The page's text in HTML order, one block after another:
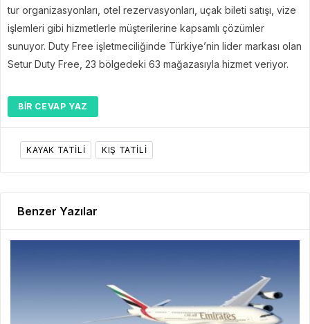
tur organizasyonları, otel rezervasyonları, uçak bileti satışı, vize
işlemleri gibi hizmetlerle müşterilerine kapsamlı çözümler
sunuyor. Duty Free işletmeciliğinde Türkiye’nin lider markası olan
Setur Duty Free, 23 bölgedeki 63 mağazasıyla hizmet veriyor.
BIR CEVAP YAZ
KAYAK TATILI KIŞ TATILI
Benzer Yazılar